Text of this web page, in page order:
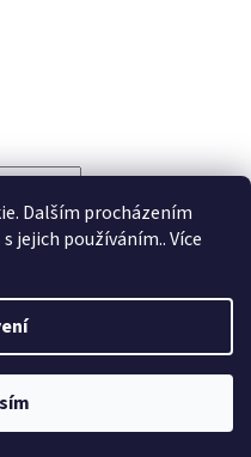
Dalším procházením
jejich používáním.. Více
Translate